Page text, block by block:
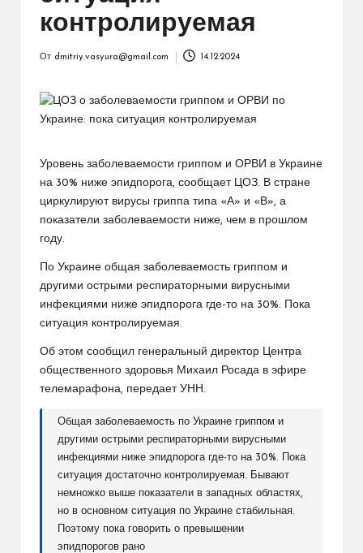
контролируемая
От dmitriy.vasyura@gmail.com 14.12.2024
Уровень заболеваемости гриппом и ОРВИ в Украине
на 30% ниже эпидпорога, сообщает ЦОЗ. В стране
циркулируют вирусы гриппа типа «А» и «В», а
показатели заболеваемости ниже, чем в прошлом
году.
По Украине общая заболеваемость гриппом и
другими острыми респираторными вирусными
инфекциями ниже эпидпорога где-то на 30%. Пока
ситуация контролируемая.
Об этом сообщил генеральный директор Центра
общественного здоровья Михаил Росада в эфире
телемарафона, передает УНН.
Общая заболеваемость по Украине гриппом и
другими острыми респираторными вирусными
инфекциями ниже эпидпорога где-то на 30%. Пока
ситуация достаточно контролируемая. Бывают
немножко выше показатели в западных областях,
но в основном ситуация по Украине стабильная.
Поэтому пока говорить о превышении
эпидпорогов рано